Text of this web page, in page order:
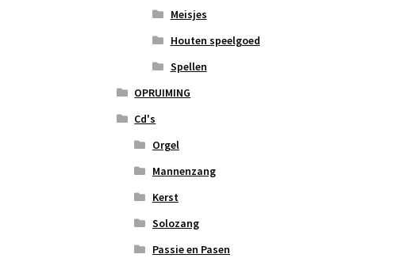
Meisjes
Houten speelgoed
Spellen
OPRUIMING
Cd's
Orgel
Mannenzang
Kerst
Solozang
Passie en Pasen